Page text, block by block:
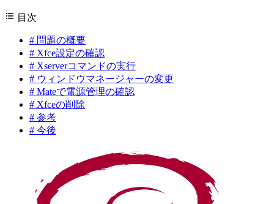
目次
# 問題の概要
# Xfce設定の確認
# Xserverコマンドの実行
# ウィンドウマネージャーの変更
# Mateで電源管理の確認
# Xfceの削除
# 参考
# 今後